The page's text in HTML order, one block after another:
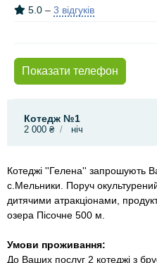
5.0 – 3 відгуків
Показати телефон
Котедж №1
2 000 ₴ ніч
Котеджі ''Гелена'' запрошують
с.Мельники. Поруч
дитячими атракціонами,
озера Пісочне 500 м.
Умови проживання:
До Ваших послуг 2 котеджі з